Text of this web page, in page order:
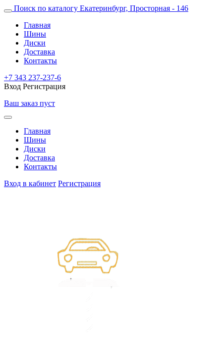
Поиск по каталогу Екатеринбург, Просторная - 146
Главная
Шины
Диски
Доставка
Контакты
+7 343 237-237-6
Вход Регистрация
Ваш заказ пуст
Главная
Шины
Диски
Доставка
Контакты
Вход в кабинет Регистрация